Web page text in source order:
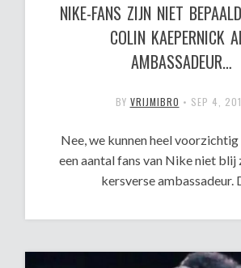
NIKE-FANS ZIJN NIET
COLIN KAEPERNICK
AMBASSADEUR…
BY VRIJMIBRO • SEP 4,
Nee, we kunnen heel
een aantal fans van Nike niet blij
kersverse ambassadeur.